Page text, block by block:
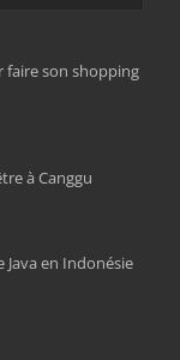
faire son shopping
à Canggu
Java en Indonésie